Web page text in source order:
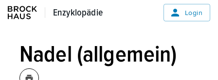
Enzyklopädie
Enzyklopädie Login
Nadel (allgemein)